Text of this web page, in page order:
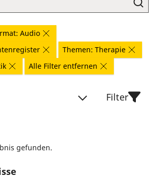
Audio
Themen: Therapie
Alle Filter entfernen
Filter
gefunden.